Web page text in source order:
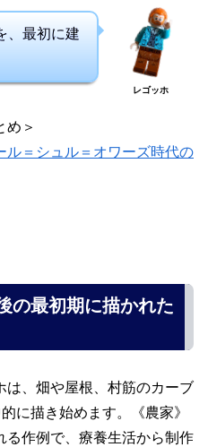
、最初に建
レゴッホ
め＞
ル＝シュル＝オワーズ時代の
の最初期に描かれた
は、畑や屋根、村筋のカーブ
に描き始めます。《農家》
る作例で、療養生活から制作